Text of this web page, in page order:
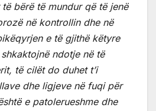
bërë të mundur që të jenë
në kontrollin dhe në
e të gjithë këtyre
ndotje në të
të cilët do duhet t’i
dhe ligjeve në fuqi për
e patolerueshme dhe